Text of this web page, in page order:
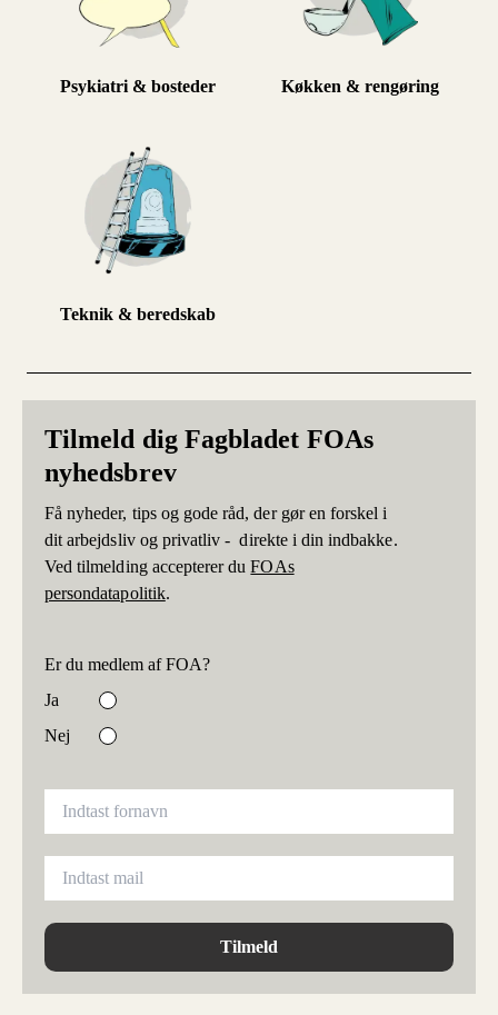
Psykiatri & bosteder Køkken & rengøring
Teknik & beredskab
Tilmeld dig Fagbladet FOAs
nyhedsbrev
Få nyheder, tips og gode råd, der gør en forskel i
dit arbejdsliv og privatliv - direkte i din indbakke.
Ved tilmelding accepterer duFOAs
persondatapolitik.
Er du medlem af FOA?
Ja
Nej
Tilmeld